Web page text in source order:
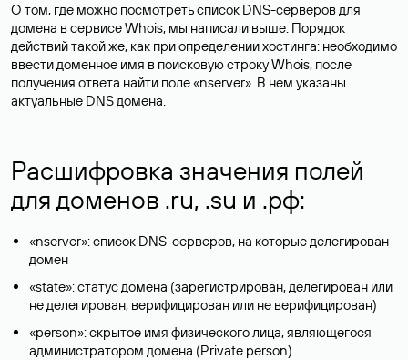
О том, где можно посмотреть список DNS-серверов для
домена в сервисе Whois, мы написали выше. Порядок
действий такой же, как при определении хостинга: необходимо
ввести доменное имя в поисковую строку Whois, после
получения ответа найти поле «nserver». В нем указаны
актуальные DNS домена.
Расшифровка значения полей
для доменов .ru, .su и .рф:
«nserver»: список DNS-серверов, на которые делегирован
домен
«state»: статус домена (зарегистрирован, делегирован или
не делегирован, верифицирован или не верифицирован)
«person»: скрытое имя физического лица, являющегося
администратором домена (Privatе person)